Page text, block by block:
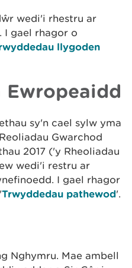
wedi'i rhestru ar
I gael rhagor o
llygoden
sy'n cael sylw yma
Gwarchod
2017 ('y Rheoliadau
wedi'i restru ar
I gael rhagor
Trwyddedau pathewod'.
Nghymru. Mae ambell